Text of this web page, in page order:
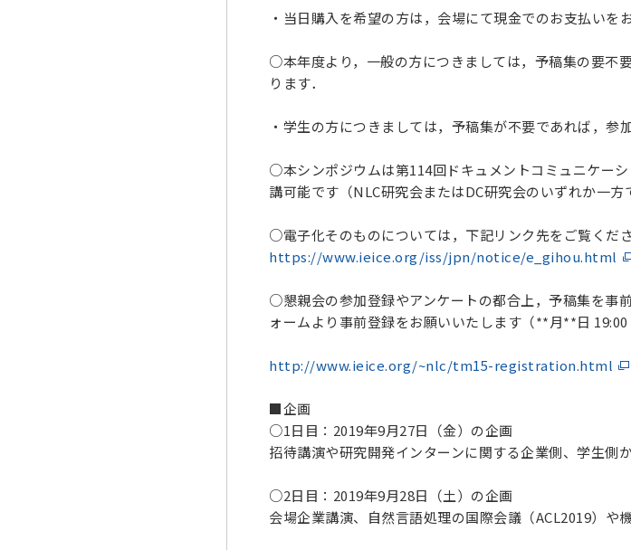
・当日購入を希望の方は，会場にて現金でのお支払いを
○本年度より，一般の方につきましては，予稿集の要不
ります．
・学生の方につきましては，予稿集が不要であれば，参
○本シンポジウムは第114回ドキュメントコミュニケー
講可能です（NLC研究会またはDC研究会のいずれか一方
○電子化そのものについては，下記リンク先をご覧くださ
https://www.ieice.org/iss/jpn/notice/e_gihou.html
○懇親会の参加登録やアンケートの都合上，予稿集を事
ォームより事前登録をお願いいたします（**月**日 19:00
http://www.ieice.org/~nlc/tm15-registration.html
■企画
○1日目：2019年9月27日（金）の企画
招待講演や研究開発インターンに関する企業側、学生側
○2日目：2019年9月28日（土）の企画
会場企業講演、自然言語処理の国際会議（ACL2019）